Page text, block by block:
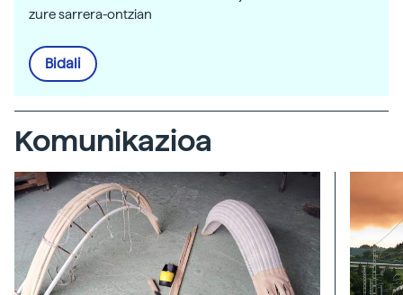
zure sarrera-ontzian
Bidali
Komunikazioa